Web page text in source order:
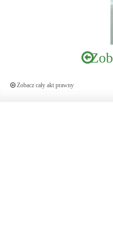
Zobacz cały akt prawny